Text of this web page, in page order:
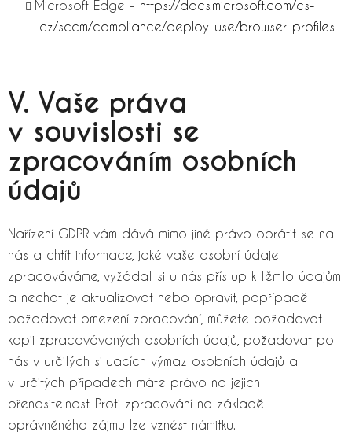
Microsoft Edge - https://docs.microsoft.com/cs-
cz/sccm/compliance/deploy-use/browser-profiles
V. Vaše práva
v souvislosti se
zpracováním osobních
údajů
Nařízení GDPR vám dává mimo jiné právo obrátit se na
nás a chtít informace, jaké vaše osobní údaje
zpracováváme, vyžádat si u nás přístup k těmto údajům
a nechat je aktualizovat nebo opravit, popřípadě
požadovat omezení zpracování, můžete požadovat
kopii zpracovávaných osobních údajů, požadovat po
nás v určitých situacích výmaz osobních údajů a
v určitých případech máte právo na jejich
přenositelnost. Proti zpracování na základě
oprávněného zájmu lze vznést námitku.